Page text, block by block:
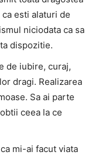
esti alaturi de
niciodata ca sa
dispozitie.
de iubire, curaj,
dragi. Realizarea
Sa ai parte
ceea la ce
mi-ai facut viata